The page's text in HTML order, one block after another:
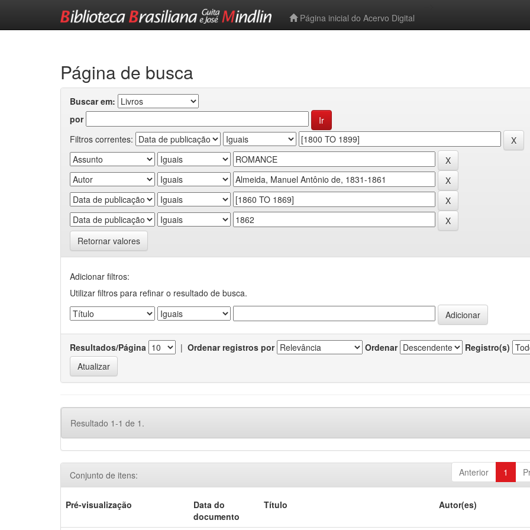
Página inicial do Acervo Digital
Página de busca
Buscar em:
por
Filtros correntes:
Retornar valores
Adicionar filtros:
Utilizar filtros para refinar o resultado de busca.
Resultados/Página | Ordenar registros por Ordenar Registro(s)
Resultado 1-1 de 1.
Anterior 1
Conjunto de itens:
Pré-visualização
Data do
documento
Título Autor(es)